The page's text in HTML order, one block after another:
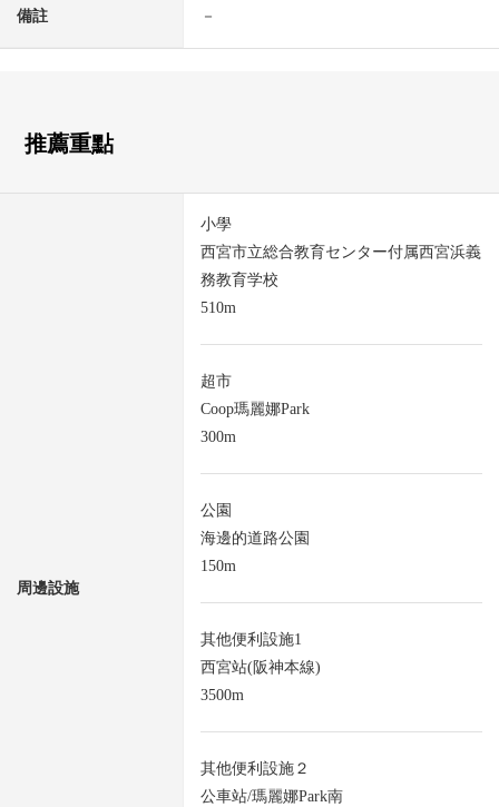
備註 －
推薦重點
周邊設施
小學
西宮市立総合教育センター付属西宮浜義
務教育学校
510m
超市
Coop瑪麗娜Park
300m
公園
海邊的道路公園
150m
其他便利設施1
西宮站(阪神本線)
3500m
其他便利設施２
公車站/瑪麗娜Park南